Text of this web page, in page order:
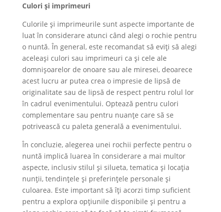
Culori și imprimeuri
Culorile și imprimeurile sunt aspecte importante de
luat în considerare atunci când alegi o rochie pentru
o nuntă. În general, este recomandat să eviți să alegi
aceleași culori sau imprimeuri ca și cele ale
domnișoarelor de onoare sau ale miresei, deoarece
acest lucru ar putea crea o impresie de lipsă de
originalitate sau de lipsă de respect pentru rolul lor
în cadrul evenimentului. Optează pentru culori
complementare sau pentru nuanțe care să se
potrivească cu paleta generală a evenimentului.
În concluzie, alegerea unei rochii perfecte pentru o
nuntă implică luarea în considerare a mai multor
aspecte, inclusiv stilul și silueta, tematica și locația
nunții, tendințele și preferințele personale și
culoarea. Este important să îți acorzi timp suficient
pentru a explora opțiunile disponibile și pentru a